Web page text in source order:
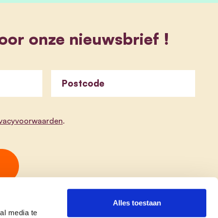
media te
Alles toestaan
onze nieuwsbrief !
Postcode
.